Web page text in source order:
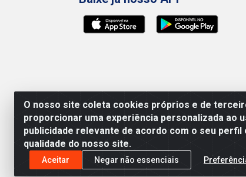
O nosso site coleta cookies próprios e de
proporcionar uma experiência personalizada ao
publicidade relevante de acordo com o seu perfil
qualidade do nosso site.
Aceitar Negar não essenciais
Preços, promoções, condições de
será válido o preço que for exibido no